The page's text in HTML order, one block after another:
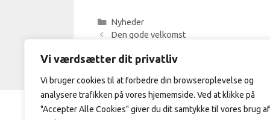
Vi værdsætter dit privatliv
Vi bruger cookies til at forbedre din browseroplevelse og
analysere trafikken på vores hjememside. Ved at klikke på
"Accepter Alle Cookies" giver du dit samtykke til vores brug af
Kategorier
Nyheder
Den gode velkomst